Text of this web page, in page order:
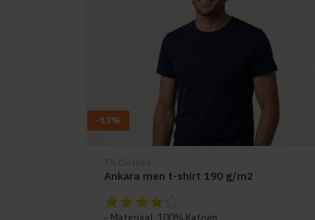
-13%
Ankara men t-shirt 190 g/m2
De beoordeling van dit product is